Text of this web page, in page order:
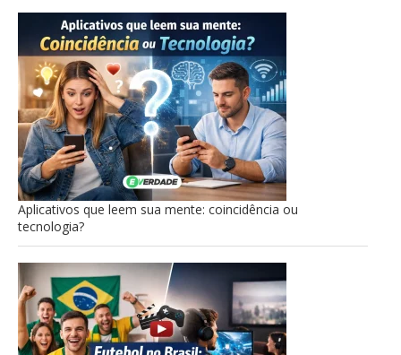
Aplicativos que leem sua mente: coincidência ou
tecnologia?